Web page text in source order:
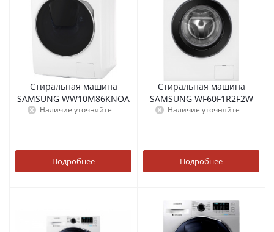
Стиральная машина
SAMSUNG WW10M86KNOA
Наличие уточняйте
Подробнее
Стиральная машина
SAMSUNG WF60F1R2F2W
Наличие уточняйте
Подробнее